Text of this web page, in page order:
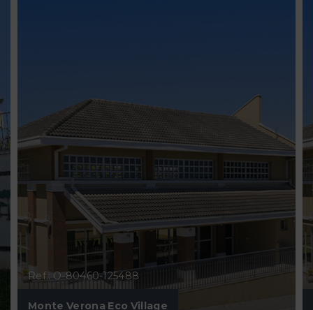
Ref.: O-80460-125488
Monte Verona Eco Village